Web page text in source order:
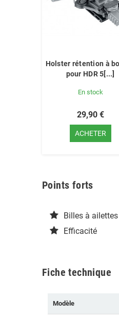
Holster rétention à
pour HDR 5[...]
En stock
29,90 €
ACHETER
Points forts
Billes à
Efficacité
Fiche technique
Modèle